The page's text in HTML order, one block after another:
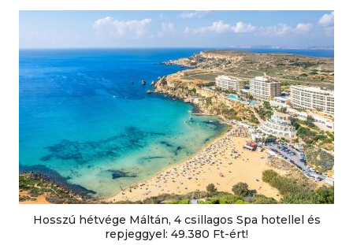
Hosszú hétvége Máltán, 4 csillagos Spa hotellel és
repjeggyel: 49.380 Ft-ért!